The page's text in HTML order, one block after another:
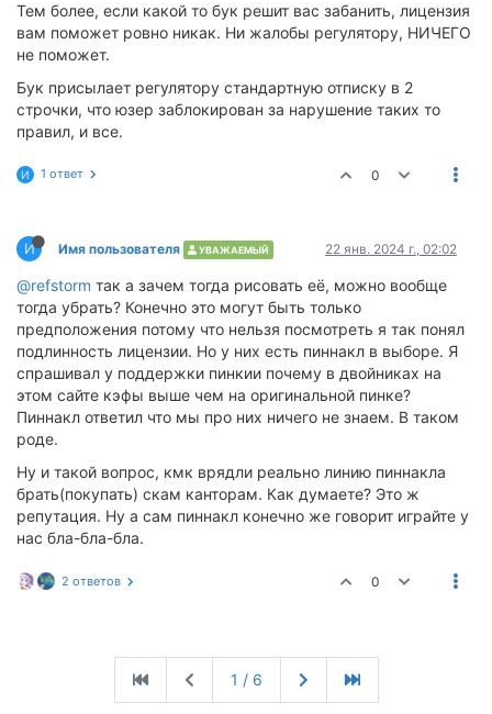
Тем более, если какой то бук решит вас забанить, лицензия
вам поможет ровно никак. Ни жалобы регулятору, НИЧЕГО
не поможет.
Бук присылает регулятору стандартную отписку в 2
строчки, что юзер заблокирован за нарушение таких то
правил, и все.
И 1 ответ 0
И Имя пользователя УВАЖАЕМЫЙ 22 янв. 2024 г., 02:02
@refstorm так а зачем тогда рисовать её, можно вообще
тогда убрать? Конечно это могут быть только
предположения потому что нельзя посмотреть я так понял
подлинность лицензии. Но у них есть пиннакл в выборе. Я
спрашивал у поддержки пинкии почему в двойниках на
этом сайте кэфы выше чем на оригинальной пинке?
Пиннакл ответил что мы про них ничего не знаем. В таком
роде.
Ну и такой вопрос, кмк врядли реально линию пиннакла
брать(покупать) скам канторам. Как думаете? Это ж
репутация. Ну а сам пиннакл конечно же говорит играйте у
нас бла-бла-бла.
2 ответов 0
1 / 6